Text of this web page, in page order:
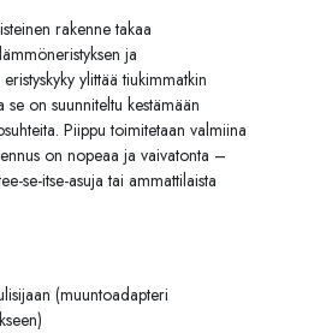
rakenne takaa
ja
ylittää tiukimmatkin
on suunniteltu kestämään
Piippu toimitetaan valmiina
on nopeaa ja vaivatonta –
se-itse-asuja tai ammattilaista
(muuntoadapteri